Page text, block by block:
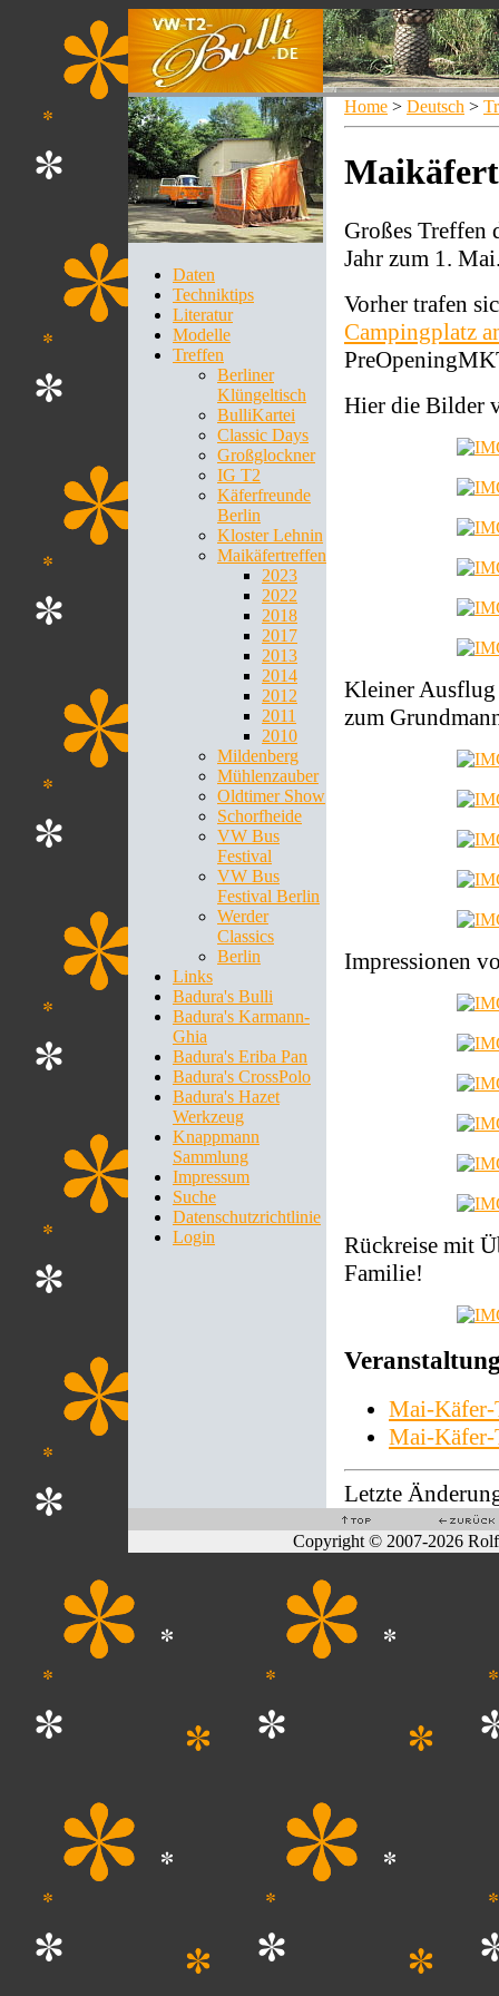
Daten
Techniktips
Literatur
Modelle
Treffen
Berliner
Klüngeltisch
BulliKartei
Classic Days
Großglockner
IG T2
Käferfreunde
Berlin
Kloster Lehnin
Maikäfertreffen
2023
2022
2018
2017
2013
2014
2012
2011
2010
Mildenberg
Mühlenzauber
Oldtimer Show
Schorfheide
VW Bus
Festival
VW Bus
Festival Berlin
Werder
Classics
Berlin
Links
Badura's Bulli
Badura's Karmann-
Ghia
Badura's Eriba Pan
Badura's CrossPolo
Badura's Hazet
Werkzeug
Knappmann
Sammlung
Impressum
Suche
Datenschutzrichtlinie
Login
Home > Deutsch >
Großes Treffen
Jahr zum 1.
Vorher trafen
Campingplatz
Hier die Bilder
Kleiner Ausflug
zum
Impressionen
Rückreise mit
Familie!
Mai-Käfer-
Mai-Käfer-
Letzte
Copyright © 2007-2026